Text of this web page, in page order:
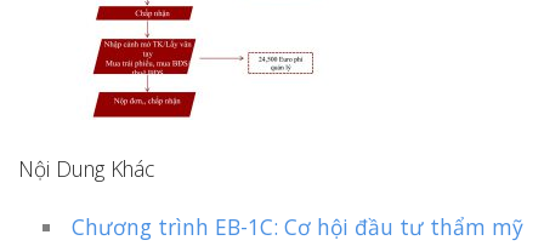
Nội Dung Khác
Chương trình EB-1C: Cơ hội đầu tư thẩm mỹ